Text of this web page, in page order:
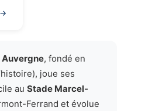
Auvergne, fondé en
joue ses
au Stade Marcel-
Ferrand et évolue